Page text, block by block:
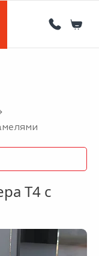
в металле
изделий
Т4 с